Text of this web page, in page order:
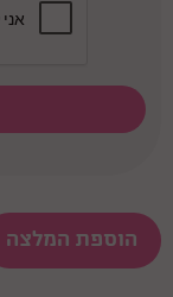
הוספת המלצה